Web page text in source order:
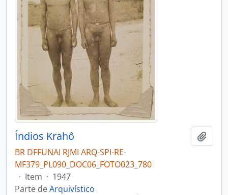
Índios Krahô
BR DFFUNAI RJMI ARQ-SPI-RE-
MF379_PL090_DOC06_FOTO023_780
· Item · 1947
Parte deArquivístico